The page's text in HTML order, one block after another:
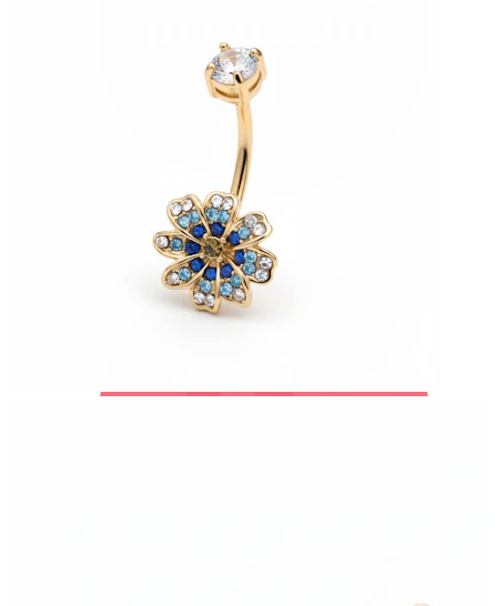
Bodymod Premium